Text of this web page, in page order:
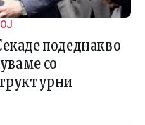
подеднакво
со